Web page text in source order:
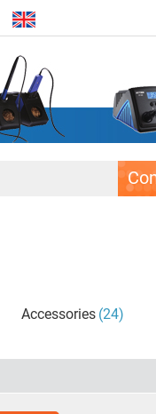
Accessories (24)